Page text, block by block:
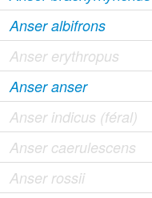
Anser albifrons
Anser erythropus
Anser anser
Anser indicus (féral)
Anser caerulescens
Anser rossii